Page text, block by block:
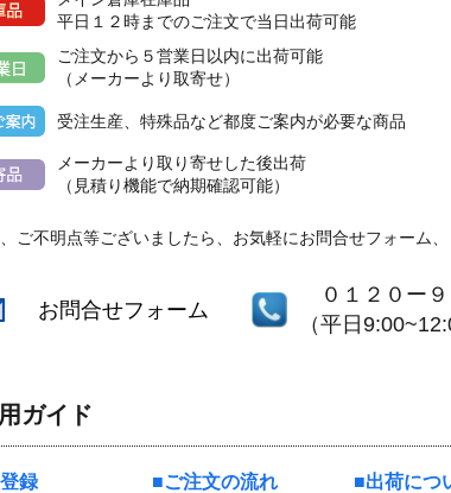
平日１２時までのご注文で当日出荷可能
ご注文から５営業日以内に出荷可能
（メーカーより取寄せ）
受注生産、特殊品など都度ご案内が必要な商品
メーカーより取り寄せした後出荷
（見積り機能で納期確認可能）
ご不明点等ございましたら、お気軽にお問合せフォーム
お問合せフォーム
０１２０ー
（平日
ガイド
録 ご注文の流れ 出荷につ